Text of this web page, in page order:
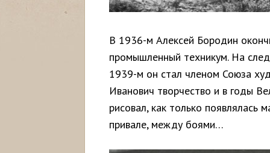
В 1936-м Алексей Бородин
промышленный техникум. На
1939-м он стал членом Союза
Иванович творчество и в годы
рисовал, как только появлялась
привале, между боями…